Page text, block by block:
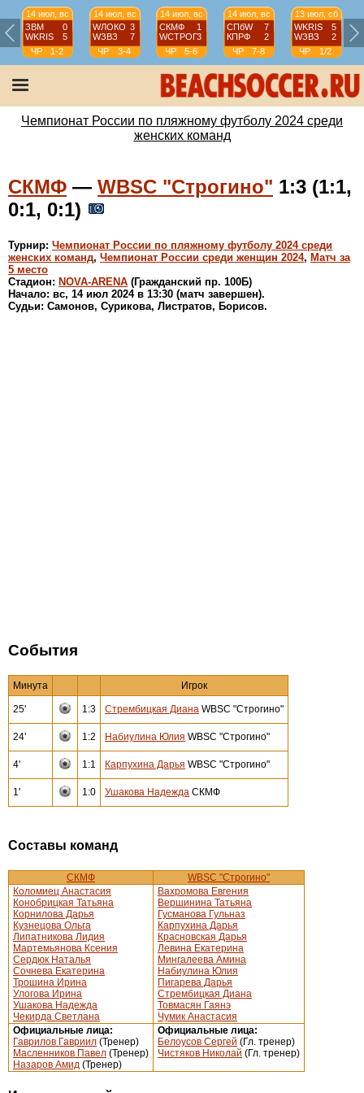
14 июл, вс
ЗВМ
0
WKRIS
5
ЧР
1-2
14 июл, вс
WЛОКО 3
WЗВЗ
7
ЧР
3-4
14 июл, вс
СКМФ
1
WCТРОГ3
ЧР
5-6
14 июл, вс
СПбW
7
КПРФ
2
ЧР
7-8
13 июл, сб
WKRIS
5
WЗВЗ
2
ЧР
1/2
Чемпионат России по пляжному футболу 2024 среди
женских команд
СКМФ — WBSC "Строгино" 1:3 (1:1,
0:1, 0:1)
Турнир: Чемпионат России по пляжному футболу 2024 среди
женских команд, Чемпионат России среди женщин 2024, Матч за
5 место
Стадион: NOVA-ARENA (Гражданский пр. 100Б)
Начало: вс, 14 июл 2024 в 13:30 (матч завершен).
Судьи: Самонов, Сурикова, Листратов, Борисов.
События
Минута Игрок
25' 1:3 Стрембицкая Диана WBSC "Строгино"
24' 1:2 Набиулина Юлия WBSC "Строгино"
4' 1:1 Карпухина Дарья WBSC "Строгино"
1' 1:0 Ушакова Надежда СКМФ
Составы команд
СКМФ
WBSC "Строгино"
Коломиец Анастасия
Конобрицкая Татьяна
Корнилова Дарья
Кузнецова Ольга
Липатникова Лидия
Мартемьянова Ксения
Сердюк Наталья
Сочнева Екатерина
Трошина Ирина
Улогова Ирина
Ушакова Надежда
Чекирда Светлана
Вахромова Евгения
Вершинина Татьяна
Гусманова Гульназ
Карпухина Дарья
Красновская Дарья
Левина Екатерина
Мингалеева Амина
Набиулина Юлия
Пигарева Дарья
Стрембицкая Диана
Товмасян Гаянэ
Чумик Анастасия
Официальные лица:
Гаврилов Гавриил (Тренер)
Масленников Павел (Тренер)
Назаров Амид (Тренер)
Официальные лица:
Белоусов Сергей (Гл. тренер)
Чистяков Николай (Гл. тренер)